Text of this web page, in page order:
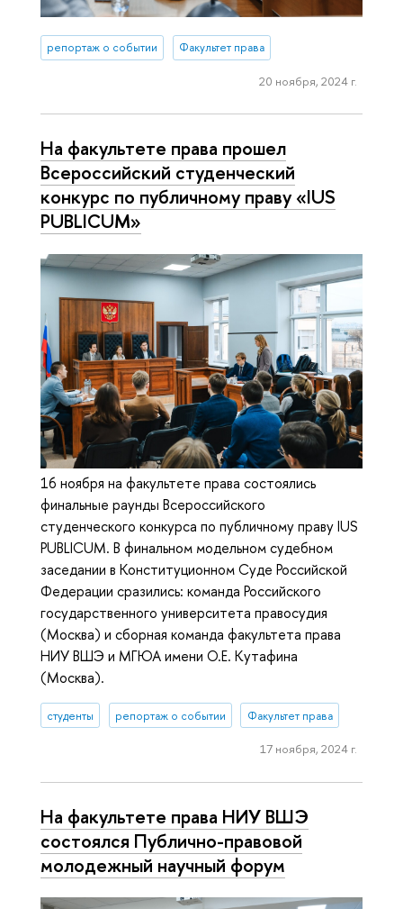
репортаж о событии Факультет права
20 ноября, 2024 г.
На факультете права прошел
Всероссийский студенческий
конкурс по публичному праву «IUS
PUBLICUM»
16 ноября на факультете права состоялись
финальные раунды Всероссийского
студенческого конкурса по публичному праву IUS
PUBLICUM. В финальном модельном судебном
заседании в Конституционном Суде Российской
Федерации сразились: команда Российского
государственного университета правосудия
(Москва) и сборная команда факультета права
НИУ ВШЭ и МГЮА имени О.Е. Кутафина
(Москва).
студенты репортаж о событии Факультет права
17 ноября, 2024 г.
На факультете права НИУ ВШЭ
состоялся Публично-правовой
молодежный научный форум